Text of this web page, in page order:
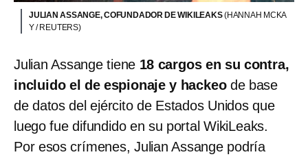
JULIAN ASSANGE, COFUNDADOR DE WIKILEAKS(HANNAH MCKA
Y / REUTERS)
Julian Assange tiene 18 cargos en su contra,
incluido el de espionaje y hackeode base
de datos del ejército de Estados Unidos que
luego fue difundido en su portal WikiLeaks.
Por esos crímenes, Julian Assange podría